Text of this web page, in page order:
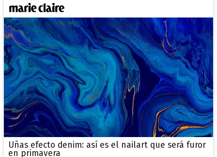
Uñas efecto denim: así es el nailart que será furor
en primavera